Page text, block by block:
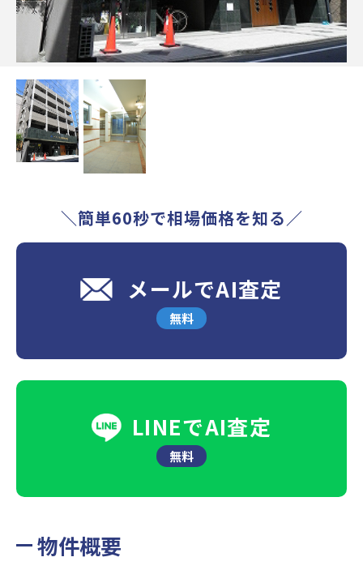
＼簡単60秒で相場価格を知る／
メールでAI査定
無料
LINEでAI査定
無料
物件概要